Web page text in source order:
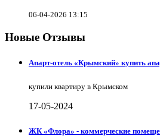
06-04-2026 13:15
Новые Отзывы
Апарт-отель «Крымский» купить
купили квартиру в Крымском
17-05-2024
ЖК «Флора» - коммерческие